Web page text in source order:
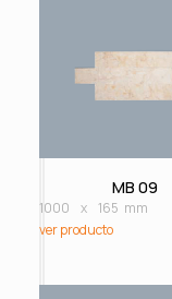
MB 09
1000 x 165 mm
ver producto